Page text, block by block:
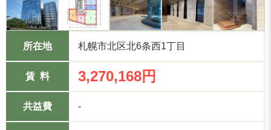
所在地 札幌市北区北6条西1丁目
賃 料 3,270,168円
共益費 -